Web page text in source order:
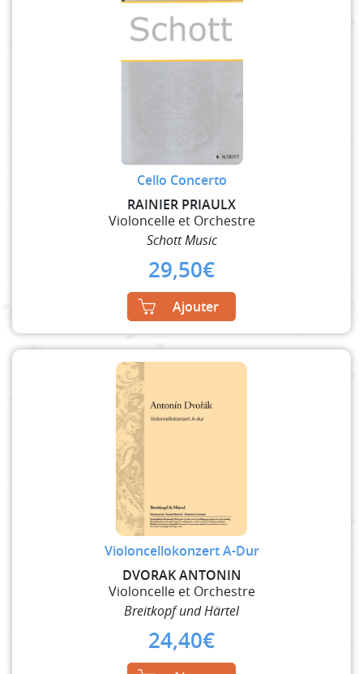
Cello Concerto
RAINIER PRIAULX
Violoncelle et Orchestre
Schott Music
29,50€
Ajouter
Violoncellokonzert A-Dur
DVORAK ANTONIN
Violoncelle et Orchestre
Breitkopf und Härtel
24,40€